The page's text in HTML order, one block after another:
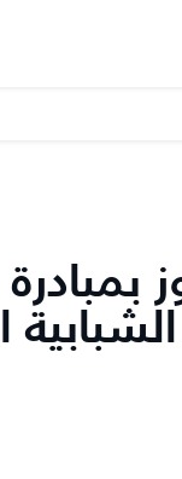
بمبادرة